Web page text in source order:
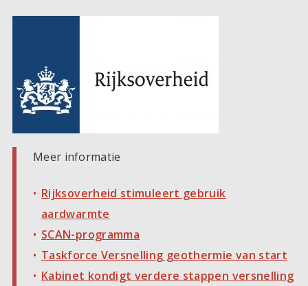
Meer informatie
Rijksoverheid stimuleert gebruik
aardwarmte
SCAN-programma
Taskforce Versnelling geothermie van start
Kabinet kondigt verdere stappen versnelling